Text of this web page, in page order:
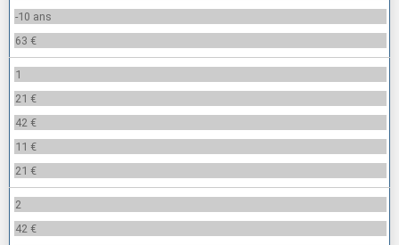
-10 ans
63 €
1
21 €
42 €
11 €
21 €
2
42 €